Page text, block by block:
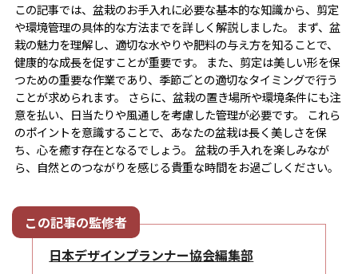
この記事では、盆栽のお手入れに必要な基本的な知識から、剪定
や環境管理の具体的な方法までを詳しく解説しました。 まず、盆
栽の魅力を理解し、適切な水やりや肥料の与え方を知ることで、
健康的な成長を促すことが重要です。 また、剪定は美しい形を保
つための重要な作業であり、季節ごとの適切なタイミングで行う
ことが求められます。 さらに、盆栽の置き場所や環境条件にも注
意を払い、日当たりや風通しを考慮した管理が必要です。 これら
のポイントを意識することで、あなたの盆栽は長く美しさを保
ち、心を癒す存在となるでしょう。 盆栽の手入れを楽しみなが
ら、自然とのつながりを感じる貴重な時間をお過ごしください。
日本デザインプランナー協会編集部